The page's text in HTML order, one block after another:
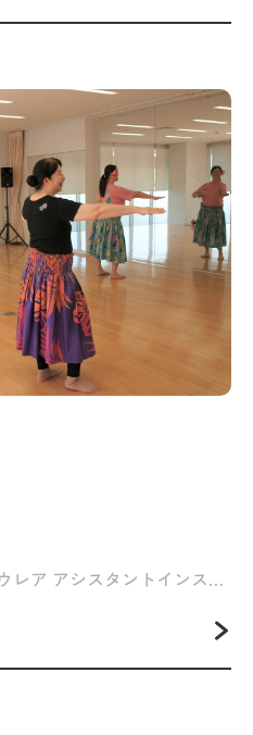
片岡祐華（Hulaスタジオラウレア アシスタントインストラクター）